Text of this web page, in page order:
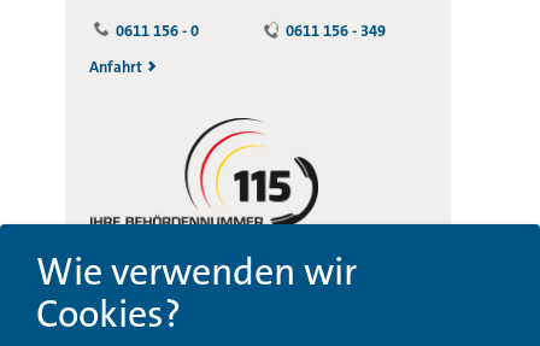
0611 156 - 0
0611 156 - 349
Anfahrt
Wie verwenden wir
Cookies?